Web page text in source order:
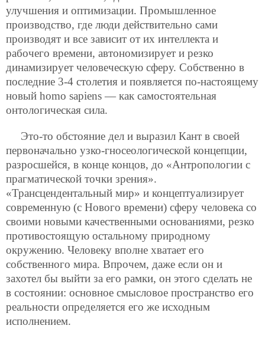
улучшения и оптимизации. Промышленное
производство, где люди действительно сами
производят и все зависит от их интеллекта и
рабочего времени, автономизирует и резко
динамизирует человеческую сферу. Собственно в
последние 3-4 столетия и появляется по-настоящему
новый homo sapiens — как самостоятельная
онтологическая сила.
Это-то обстояние дел и выразил Кант в своей
первоначально узко-гносеологической концепции,
разросшейся, в конце концов, до «Антропологии с
прагматической точки зрения».
«Трансцендентальный мир» и концептуализирует
современную (с Нового времени) сферу человека со
своими новыми качественными основаниями, резко
противостоящую остальному природному
окружению. Человеку вполне хватает его
собственного мира. Впрочем, даже если он и
захотел бы выйти за его рамки, он этого сделать не
в состоянии: основное смысловое пространство его
реальности определяется его же исходным
исполнением.